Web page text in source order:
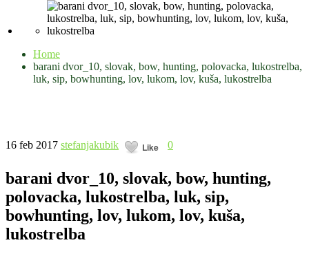
Home
barani dvor_10, slovak, bow, hunting, polovacka, lukostrelba,
luk, sip, bowhunting, lov, lukom, lov, kuša, lukostrelba
16 feb 2017 stefanjakubik Like 0
barani dvor_10, slovak, bow, hunting,
polovacka, lukostrelba, luk, sip,
bowhunting, lov, lukom, lov, kuša,
lukostrelba